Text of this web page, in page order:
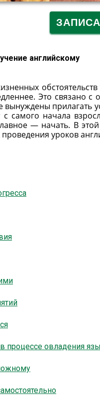
английскому
Это связано
вынуждены прилагать
с самого начала
— начать. В
уроков
процессе овладения